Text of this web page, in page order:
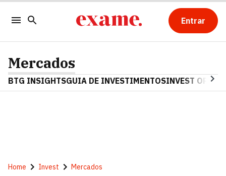
Entrar
Mercados
BTG INSIGHTSGUIA DE INVESTIMENTOSINVEST OPINA
Home Invest Mercados